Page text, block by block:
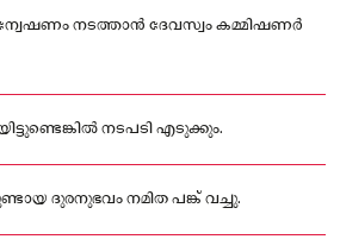
നടത്താന്‍ ദേവസ്വം കമ്മിഷണര്‍
നടപടി എടുക്കും.
ദുരനുഭവം നമിത പങ്ക് വച്ചു.